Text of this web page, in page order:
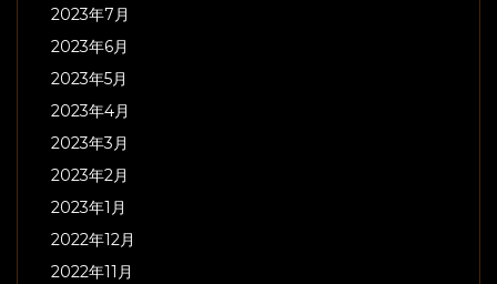
2023年7月
2023年6月
2023年5月
2023年4月
2023年3月
2023年2月
2023年1月
2022年12月
2022年11月